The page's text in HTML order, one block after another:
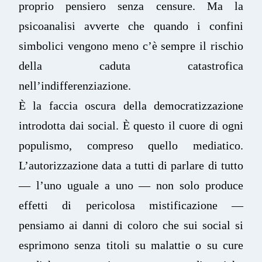
proprio pensiero senza censure. Ma la
psicoanalisi avverte che quando i confini
simbolici vengono meno c’è sempre il rischio
della caduta catastrofica
nell’indifferenziazione.
È la faccia oscura della democratizzazione
introdotta dai social. È questo il cuore di ogni
populismo, compreso quello mediatico.
L’autorizzazione data a tutti di parlare di tutto
— l’uno uguale a uno — non solo produce
effetti di pericolosa mistificazione —
pensiamo ai danni di coloro che sui social si
esprimono senza titoli su malattie o su cure